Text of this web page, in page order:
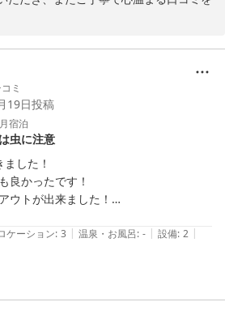
いただける施設を目指し、より一層努
用とご投稿に心より感謝申し上げます。
きます日をスタッフ一同、心よりお待ち
ＨＩＭＡ ７５３
だきました。ありがとうございます。
禁止区域であることを事前に教えていただ
っていれば、到着前に別の浜で海水浴をす
社を参拝するなりでき、旅程が変わったと
うございます。
でゆったりとした時間をお過ごしいただ
同大変嬉しく拝見いたしました。コテー
ティにつきましてもご満足いただき、快
様子に安心いたしました。
ススペースや土曜日限定のマシュマロ
サービス、お食事までお楽しみいただ
じます。お子様にも思い出に残るご滞
く思っております。
せていただいたお写真についても温かい
フにとって何よりの励みとなります。
のお手伝いができましたことを大変嬉
ミ
19日投稿
宿泊
虫に注意
した！
良かったです！
ウトが出来ました！
ても綺麗な内装にロフトまであってテンシ
だったので雨降るなら食事は考えないと
す。
ケーション: 3 | 温泉・お風呂: - | 設備: 2 |